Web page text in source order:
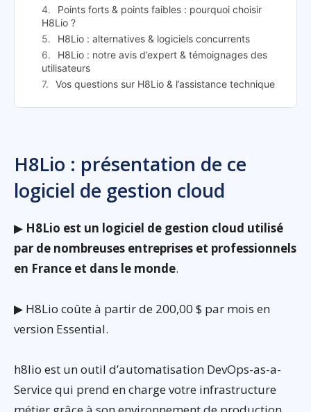
Points forts & points faibles : pourquoi choisir
H8Lio ?
H8Lio : alternatives & logiciels concurrents
H8Lio : notre avis d’expert & témoignages des
utilisateurs
Vos questions sur H8Lio & l’assistance technique
H8Lio : présentation de ce
logiciel de gestion cloud
▶ H8Lio est un logiciel de gestion cloud utilisé
par de nombreuses entreprises et professionnels
en France et dans le monde.
▶ H8Lio coûte à partir de 200,00 $ par mois en
version Essential.
h8lio est un outil d’automatisation DevOps-as-a-
Service qui prend en charge votre infrastructure